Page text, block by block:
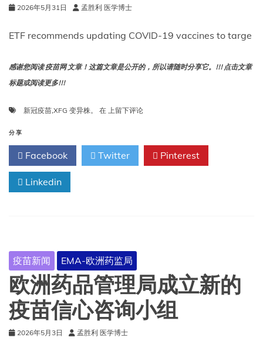
2026年5月31日 孟胜利 医学博士
ETF recommends updating COVID-19 vaccines to targe
感谢您阅读 疫苗网 文章！这篇文章是公开的，所以请随时分享它。!!! 点击文章
标题或阅读更多!!!
新冠疫苗,XFG 变异株。 在 ETF
更
新
新
XFG
变
异
株。
上留下评论
分享
Facebook Twitter Pinterest
Linkedin
疫苗新闻 EMA-欧洲药监局
欧洲药品管理局成立新的
疫苗信心咨询小组
2026年5月3日 孟胜利 医学博士